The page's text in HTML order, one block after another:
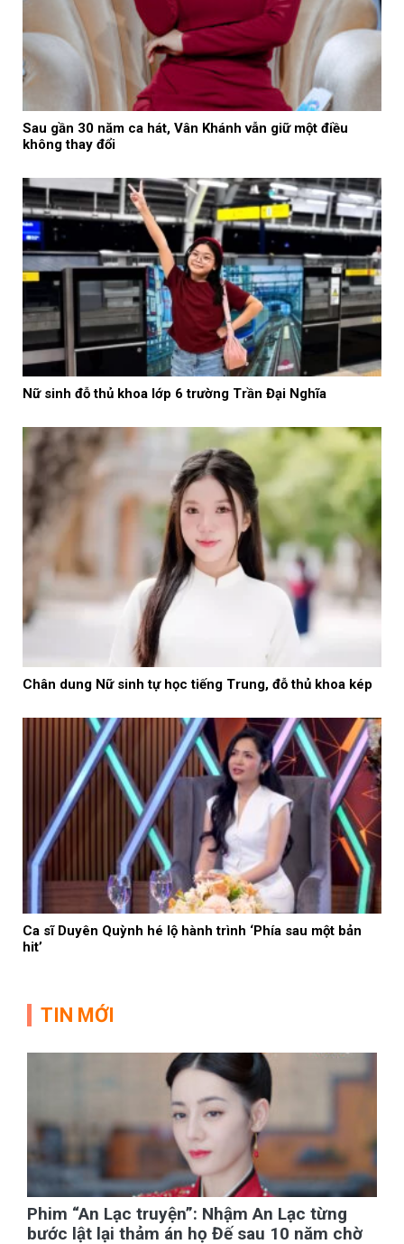
Sau gần 30 năm ca hát, Vân Khánh vẫn giữ một điều
không thay đổi
Nữ sinh đỗ thủ khoa lớp 6 trường Trần Đại Nghĩa
Chân dung Nữ sinh tự học tiếng Trung, đỗ thủ khoa kép
Ca sĩ Duyên Quỳnh hé lộ hành trình ‘Phía sau một bản
hit’
TIN MỚI
Phim “An Lạc truyện”: Nhậm An Lạc từng
bước lật lại thảm án họ Đế sau 10 năm chờ